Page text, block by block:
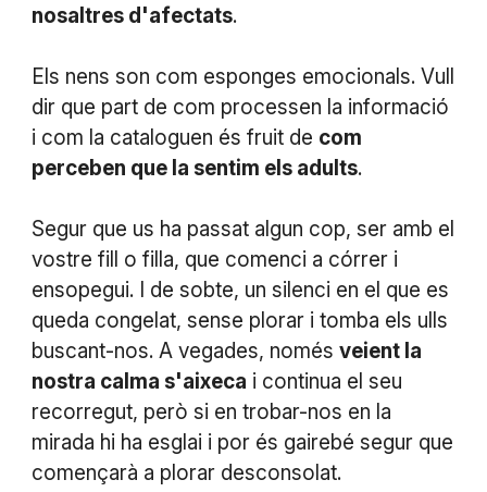
nosaltres d'afectats.
Els nens son com esponges emocionals. Vull
dir que part de com processen la informació
i com la cataloguen és fruit de com
perceben que la sentim els adults.
Segur que us ha passat algun cop, ser amb el
vostre fill o filla, que comenci a córrer i
ensopegui. I de sobte, un silenci en el que es
queda congelat, sense plorar i tomba els ulls
buscant-nos. A vegades, només veient la
nostra calma s'aixeca i continua el seu
recorregut, però si en trobar-nos en la
mirada hi ha esglai i por és gairebé segur que
començarà a plorar desconsolat.